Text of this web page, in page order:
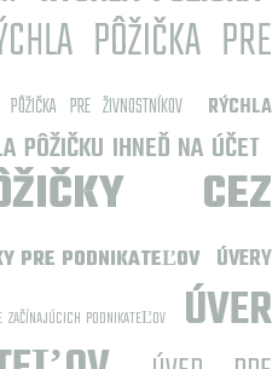
PÔŽIČKA PRE
PÔŽIČKA PRE ŽIVNOSTNÍKOV
RÝCHLA
PÔŽIČKU IHNEĎ NA ÚČET
CEZ
PRE PODNIKATEĽOV ÚVERY
ZAČÍNAJÚCICH PODNIKATEĽOV
ÚVER